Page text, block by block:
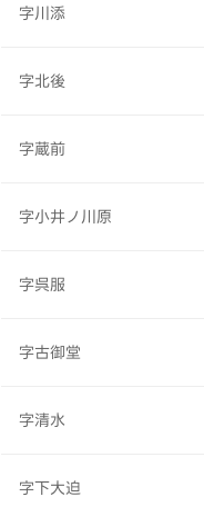
字川添
字北後
字蔵前
字小井ノ川原
字呉服
字古御堂
字清水
字下大迫